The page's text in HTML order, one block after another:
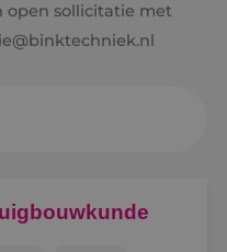
open sollicitatie met